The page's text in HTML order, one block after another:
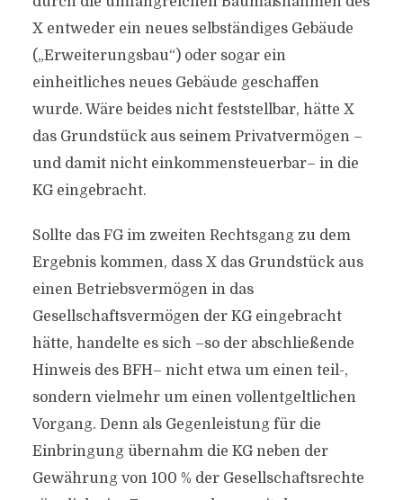
X entweder ein neues selbständiges Gebäude
(„Erweiterungsbau“) oder sogar ein
einheitliches neues Gebäude geschaffen
wurde. Wäre beides nicht feststellbar, hätte X
das Grundstück aus seinem Privatvermögen –
und damit nicht einkommensteuerbar– in die
KG eingebracht.
Sollte das FG im zweiten Rechtsgang zu dem
Ergebnis kommen, dass X das Grundstück aus
einen Betriebsvermögen in das
Gesellschaftsvermögen der KG eingebracht
hätte, handelte es sich –so der abschließende
Hinweis des BFH– nicht etwa um einen teil-,
sondern vielmehr um einen vollentgeltlichen
Vorgang. Denn als Gegenleistung für die
Einbringung übernahm die KG neben der
Gewährung von 100 % der Gesellschaftsrechte